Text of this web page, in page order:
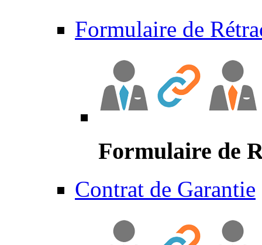
Formulaire de
Formulaire de
Contrat de Garantie